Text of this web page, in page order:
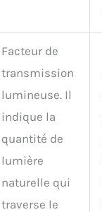
Facteur de
transmission
lumineuse. Il
indique la
quantité de
lumière
naturelle qui
traverse le